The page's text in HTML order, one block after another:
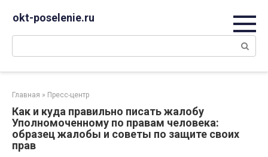
okt-poselenie.ru
Поиск:
Главная » Пресс-центр
Как и куда правильно писать жалобу
Уполномоченному по правам человека:
образец жалобы и советы по защите своих
прав